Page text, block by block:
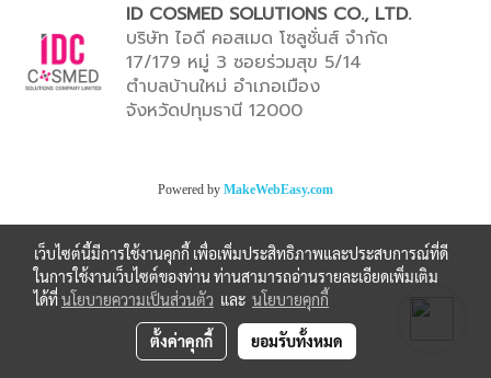
ID COSMED SOLUTIONS CO., LTD.
บริษัท ไอดี คอสเมด โซลูชั่นส์ จำกัด
17/179 หมู่ 3 ซอยร่วมสุข 5/14
ตำบลบ้านใหม่ อำเภอเมือง
จังหวัดปทุมธานี 12000
Powered by MakeWebEasy.com
เว็บไซต์นี้มีการใช้งานคุกกี้ เพื่อเพิ่มประสิทธิภาพและประสบการณ์ที่ดี
ในการใช้งานเว็บไซต์ของท่าน ท่านสามารถอ่านรายละเอียดเพิ่มเติม
ได้ที่นโยบายความเป็นส่วนตัว และ นโยบายคุกกี้
ตั้งค่าคุกกี้ ยอมรับทั้งหมด